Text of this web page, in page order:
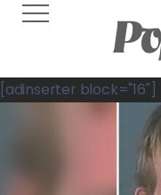
[adinserter block="16"]